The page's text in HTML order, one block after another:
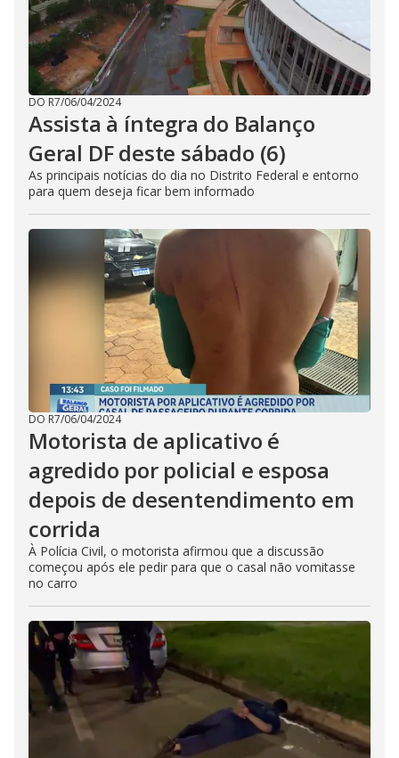
DO R7/06/04/2024
Assista à íntegra do Balanço
Geral DF deste sábado (6)
As principais notícias do dia no Distrito Federal e entorno
para quem deseja ficar bem informado
DO R7/06/04/2024
Motorista de aplicativo é
agredido por policial e esposa
depois de desentendimento em
corrida
À Polícia Civil, o motorista afirmou que a discussão
começou após ele pedir para que o casal não vomitasse
no carro